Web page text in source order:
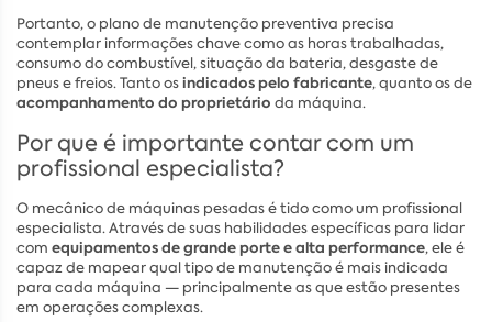
Portanto, o plano de manutenção preventiva precisa
contemplar informações chave como as horas trabalhadas,
consumo do combustível, situação da bateria, desgaste de
pneus e freios. Tanto osindicados pelo fabricante, quanto os de
acompanhamento do proprietário da máquina.
Por que é importante contar com um
profissional especialista?
O mecânico de máquinas pesadas é tido como um profissional
especialista. Através de suas habilidades específicas para lidar
com equipamentos de grande porte e alta performance, ele é
capaz de mapear qual tipo de manutenção é mais indicada
para cada máquina — principalmente as que estão presentes
em operações complexas.